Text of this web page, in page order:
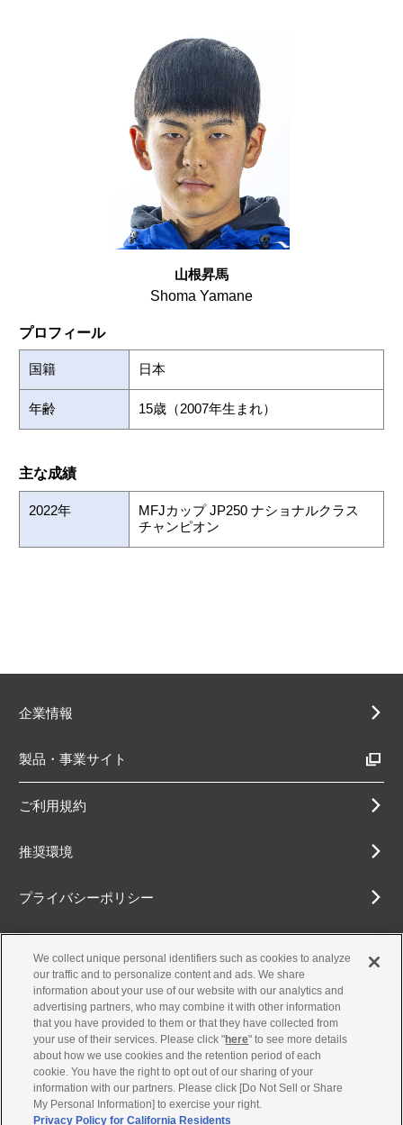
山根昇馬
Shoma Yamane
プロフィール
国籍 日本
年齢 15歳（2007年生まれ）
主な成績
2022年
MFJカップ JP250 ナショナルクラス
チャンピオン
企業情報
製品・事業サイト
ご利用規約
推奨環境
プライバシーポリシー
アクセシビリティ方針
古物営業法に基づく表示
お問合せ
We collect unique personal identifiers such as cookies to analyze
our traffic and to personalize content and ads. We share
information about your use of our website with our analytics and
advertising partners, who may combine it with other information
that you have provided to them or that they have collected from
your use of their services. Please click "here" to see more details
about how we use cookies and the retention period of each
cookie. You have the right to opt out of our sharing of your
information with our partners. Please click [Do Not Sell or Share
My Personal Information] to exercise your right.
Privacy Policy for California Residents